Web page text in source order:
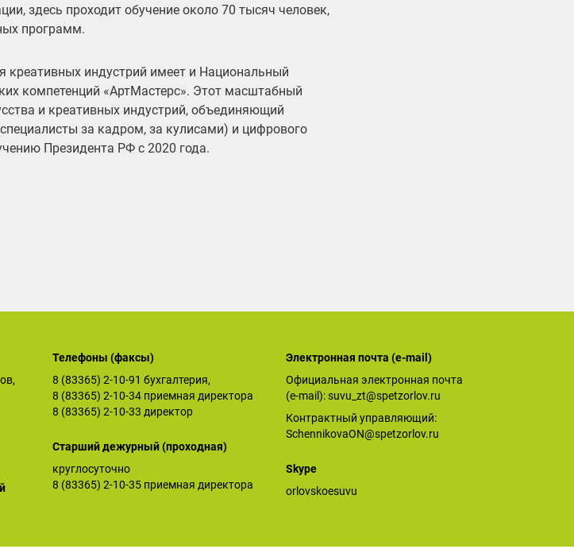
здесь проходит обучение около 70 тысяч человек,
программ.
креативных индустрий имеет и Национальный
компетенций «АртМастерс». Этот масштабный
и креативных индустрий, объединяющий
за кадром, за кулисами) и цифрового
Президента РФ с 2020 года.
Телефоны (факсы)
8 (83365) 2-10-91 бухгалтерия,
8 (83365) 2-10-34 приемная директора
8 (83365) 2-10-33 директор
Старший дежурный (проходная)
круглосуточно
8 (83365) 2-10-35 приемная директора
Электронная почта (е-mail)
Официальная электронная почта
(е-mail):suvu_zt@spetzorlov.ru
Контрактный управляющий:
SchennikovaON@spetzorlov.ru
Skype
orlovskoesuvu